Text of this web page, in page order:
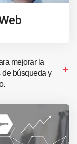
mejorar la
de búsqueda y